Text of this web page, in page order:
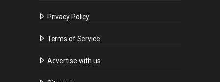
Privacy Policy
Terms of Service
Advertise with us